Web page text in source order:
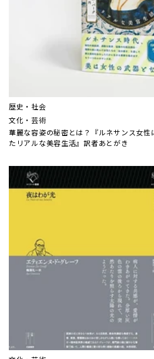
歴史・社会
文化・芸術
華麗な容姿の秘密とは？『ルネサンス女性
たリアルな美容生活』訳者あとがき